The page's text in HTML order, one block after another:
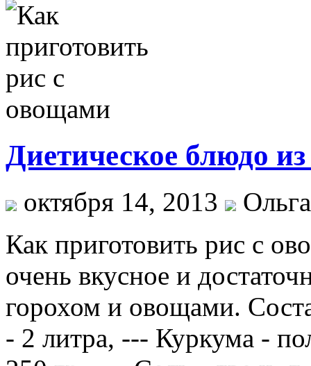
Диетическое блюдо
октября 14, 2013
Ольга
Как приготовить рис с
очень вкусное и
горохом и овощами.
- 2 литра, --- Куркума -